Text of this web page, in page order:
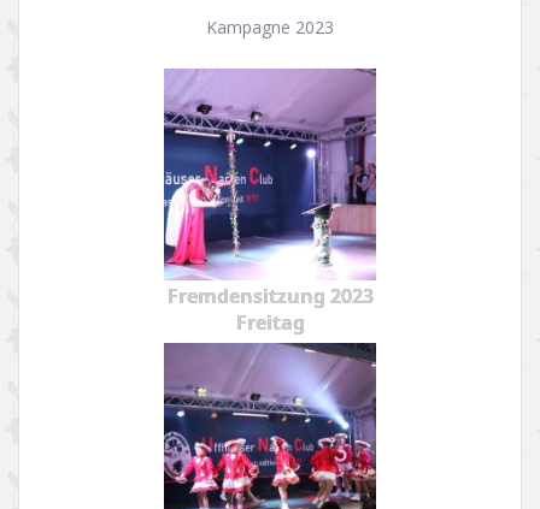
Kampagne 2023
Fremdensitzung 2023
Freitag